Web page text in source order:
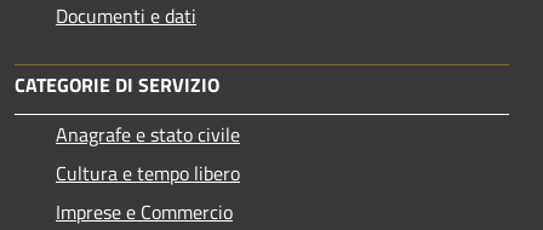
Documenti e dati
CATEGORIE DI SERVIZIO
Anagrafe e stato civile
Cultura e tempo libero
Imprese e Commercio